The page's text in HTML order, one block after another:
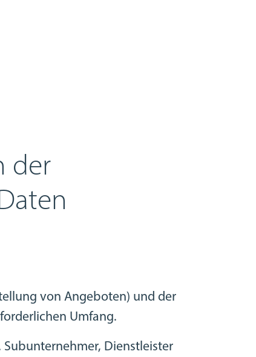
der
von Angeboten) und der
Umfang.
Dienstleister